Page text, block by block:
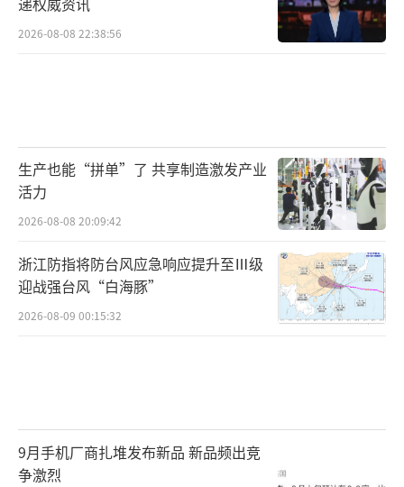
2026-08-08 22:38:56
生产也能“拼单”了 共享制造激发产业
活力
2026-08-08 20:09:42
浙江防指将防台风应急响应提升至Ⅲ级
迎战强台风“白海豚”
2026-08-09 00:15:32
9月手机厂商扎堆发布新品 新品频出竞
争激烈